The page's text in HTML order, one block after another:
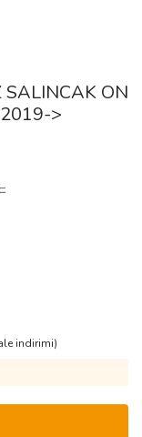
SALINCAK ON
>
indirimi)